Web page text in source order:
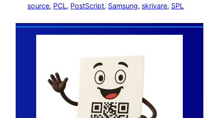
source, PCL, PostScript, Samsung, skrivare, SPL